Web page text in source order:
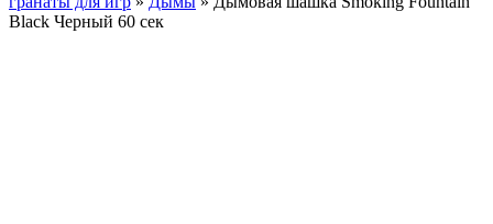
Black Черный 60 сек